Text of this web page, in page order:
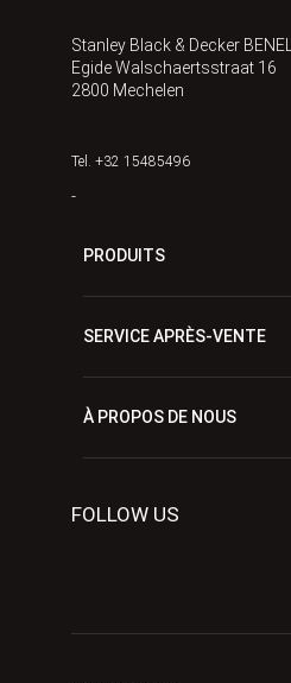
Stanley Black & Decker
Egide Walschaertsstraat 16
2800 Mechelen
Tel. +32 15485496
-
PRODUITS
SERVICE APRÈS-VENTE
À PROPOS DE NOUS
FOLLOW US